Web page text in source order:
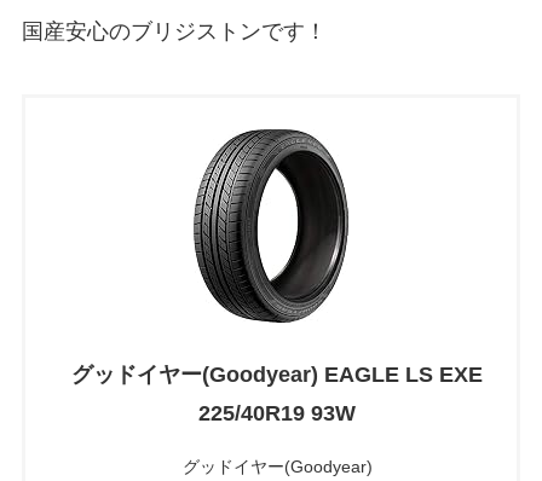
国産安心のブリジストンです！
グッドイヤー(Goodyear) EAGLE LS EXE
225/40R19 93W
グッドイヤー(Goodyear)